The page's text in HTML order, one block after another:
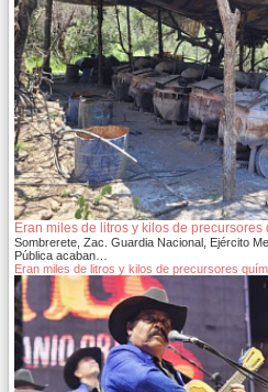
Eran miles de litros y kilos de
Sombrerete, Zac. Guardia Nacional, Ejército
Pública acaban…
Eran miles de litros y kilos de precursores